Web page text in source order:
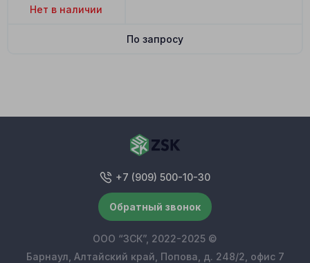
Нет в наличии
По запросу
+7 (909) 500-10-30
Обратный звонок
ООО “ЗСК”, 2022-2025 ©
Барнаул, Алтайский край, Попова, д. 248/2, офис 7